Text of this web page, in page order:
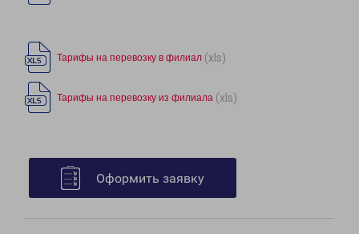
Тарифы на перевозку в филиал (xls)
Тарифы на перевозку из филиала (xls)
Оформить заявку